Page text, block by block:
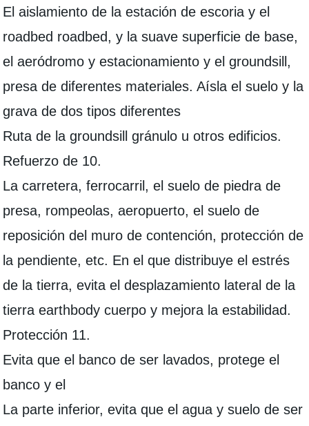
El aislamiento de la estación de escoria y el
roadbed roadbed, y la suave superficie de base,
el aeródromo y estacionamiento y el groundsill,
presa de diferentes materiales. Aísla el suelo y la
grava de dos tipos diferentes
Ruta de la groundsill gránulo u otros edificios.
Refuerzo de 10.
La carretera, ferrocarril, el suelo de piedra de
presa, rompeolas, aeropuerto, el suelo de
reposición del muro de contención, protección de
la pendiente, etc. En el que distribuye el estrés
de la tierra, evita el desplazamiento lateral de la
tierra earthbody cuerpo y mejora la estabilidad.
Protección 11.
Evita que el banco de ser lavados, protege el
banco y el
La parte inferior, evita que el agua y suelo de ser